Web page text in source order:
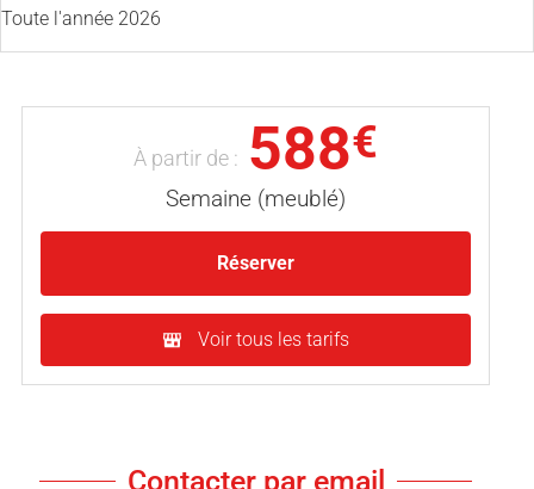
Toute l'année 2026
À partir de : 588€
Semaine (meublé)
Réserver
Voir tous les tarifs
Contacter par email